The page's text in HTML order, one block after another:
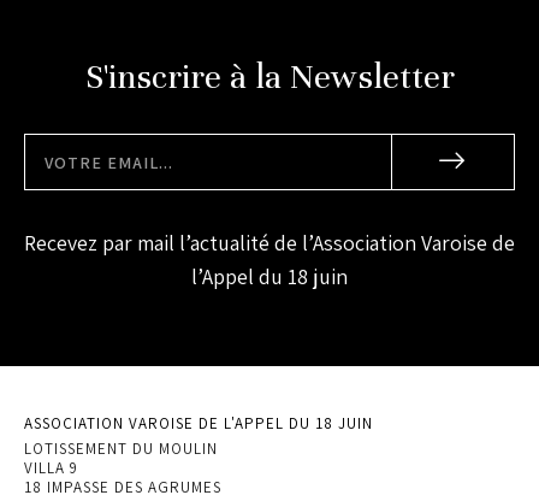
S'inscrire à la Newsletter
Recevez par mail l’actualité de l’Association Varoise de
l’Appel du 18 juin
ASSOCIATION VAROISE DE L'APPEL DU 18 JUIN
LOTISSEMENT DU MOULIN
VILLA 9
18 IMPASSE DES AGRUMES